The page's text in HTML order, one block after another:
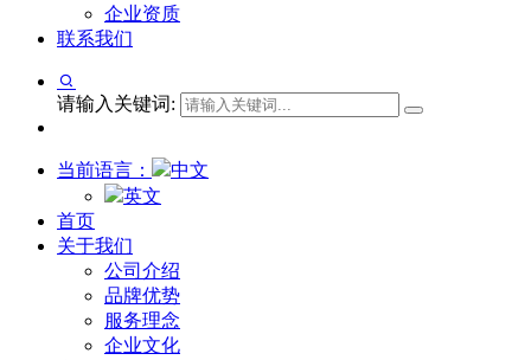
企业资质
联系我们
请输入关键词:
当前语言：
中文
英文
首页
关于我们
公司介绍
品牌优势
服务理念
企业文化